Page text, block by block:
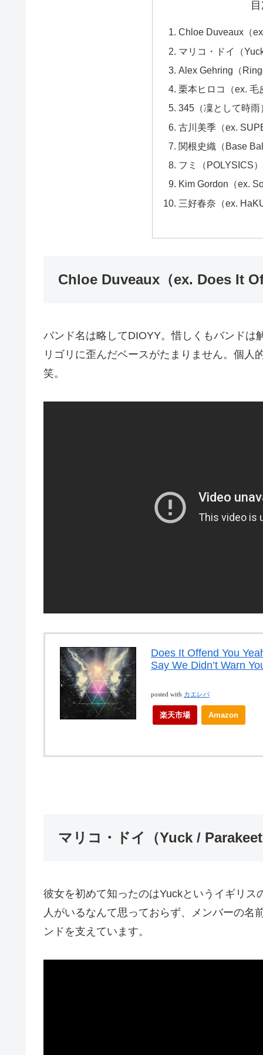
Chloe Duveaux（
マリコ・ドイ（
Alex Gehring（
栗本ヒロコ（ex. 毛
345（凜として時雨
古川美季（ex.
関根史織（Base
フミ（POLYSICS）
Kim Gordon（ex.
三好春奈（ex.
Chloe Duveaux（ex. Does It
バンド名は略してDIOYY。惜しくもバンド
リゴリに歪んだベースがたまりません。個
笑。
Does It Offend You
Say We Didn’t Warn
posted with カエレバ
楽天市場 Amazon
マリコ・ドイ（Yuck /
彼女を初めて知ったのはYuckというイギリ
人がいるなんて思っておらず、メンバーの
ンドを支えています。